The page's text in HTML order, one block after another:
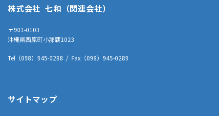
株式会社 七和（関連会社）
〒901-0103
沖縄県西原町小那覇1023
Tel（098）945-0288 / Fax（098）945-0289
サイトマップ